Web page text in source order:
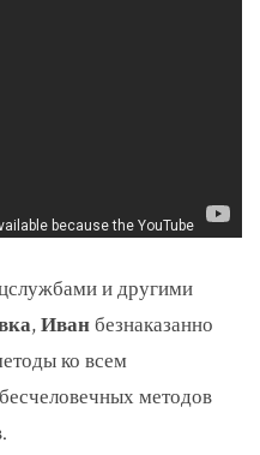
и другими
,Иванбезнаказанно
ко всем
методов